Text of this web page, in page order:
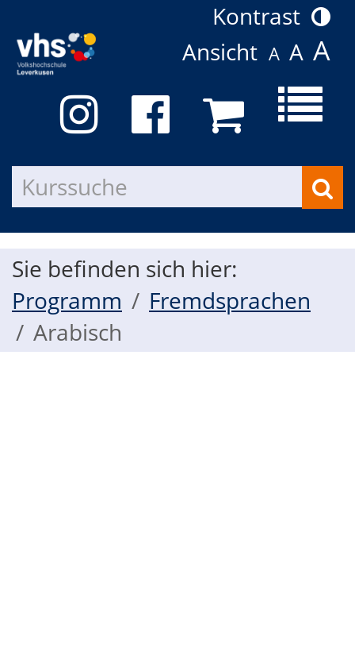
Kontrast
Ansicht A A A
Menü
Sie befinden sich hier:
Programm
Fremdsprachen
Arabisch